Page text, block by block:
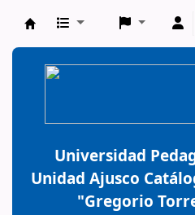
BiblioGTQ
Universidad
Unidad Ajusco
"Gregorio